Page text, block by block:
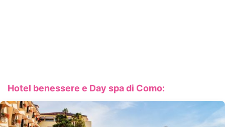
Hotel benessere e Day spa di Como: